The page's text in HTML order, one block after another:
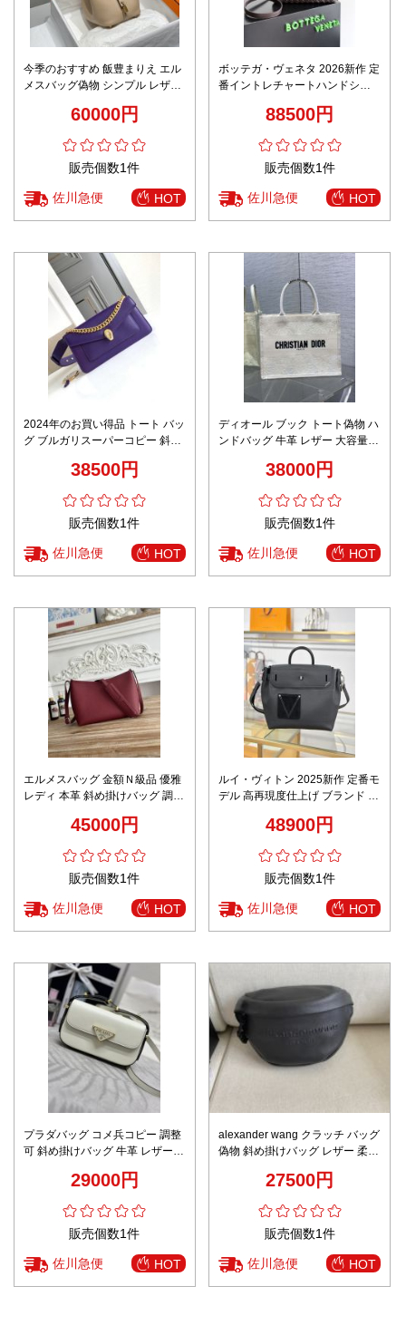
今季のおすすめ 飯豊まりえ エル
メスバッグ偽物 シンプル レザー
60000円
販売個数1件
佐川急便 HOT
ボッテガ・ヴェネタ 2026新作 定
番イントレチャートハンドショ
現度 本革使用 精密ディテール 高
88500円
販売個数1件
佐川急便 HOT
2024年のお買い得品 トート バッ
グ ブルガリスーパーコピー 斜め
38500円
販売個数1件
佐川急便 HOT
ディオール ブック トート偽物 ハ
ンドバッグ 牛革 レザー 大容量
38000円
販売個数1件
佐川急便 HOT
エルメスバッグ 金額Ｎ級品 優雅
レディ 本革 斜め掛けバッグ 調整
45000円
販売個数1件
佐川急便 HOT
ルイ・ヴィトン 2025新作 定番モ
デル 高再現度仕上げ ブランド コ
精密ディテール 発送保証 追跡可
48900円
販売個数1件
佐川急便 HOT
プラダバッグ コメ兵コピー 調整
可 斜め掛けバッグ 牛革 レザー
29000円
販売個数1件
佐川急便 HOT
alexander wang クラッチ バッグ
偽物 斜め掛けバッグ レザー 柔軟
27500円
販売個数1件
佐川急便 HOT